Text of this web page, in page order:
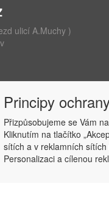
ulicí A.Muchy )
693 604
Principy
Přizpůsobujeme se Vám
Kliknutím na tlačítko
sítích a v reklamních
Personalizaci a cílenou